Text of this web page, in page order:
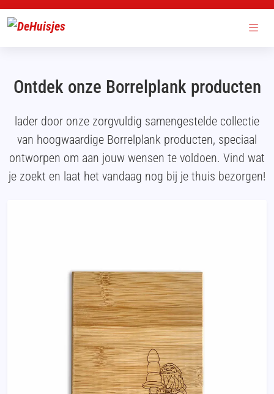
Ontdek onze Borrelplank producten
lader door onze zorgvuldig samengestelde collectie
van hoogwaardige Borrelplank producten, speciaal
ontworpen om aan jouw wensen te voldoen. Vind wat
je zoekt en laat het vandaag nog bij je thuis bezorgen!